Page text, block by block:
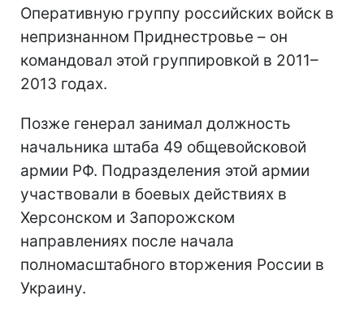
Оперативную группу российских войск в
непризнанном Приднестровье – он
командовал этой группировкой в 2011–
2013 годах.
Позже генерал занимал должность
начальника штаба 49 общевойсковой
армии РФ. Подразделения этой армии
участвовали в боевых действиях в
Херсонском и Запорожском
направлениях после начала
полномасштабного вторжения России в
Украину.